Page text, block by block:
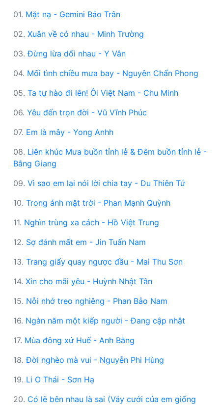
01. Mặt nạ - Gemini Bảo Trân
02. Xuân về có nhau - Minh Trường
03.Đừng lừa dối nhau - Y Vân
04. Mối tình chiều mưa bay - Nguyên Chấn Phong
05. Ta tự hào đi lên! Ôi Việt Nam - Chu Minh
06. Yêu đến trọn đời - Vũ Vĩnh Phúc
07. Em là mây - Yong Anhh
08. Liên khúc Mưa buồn tỉnh lẻ & Đêm buồn tỉnh lẻ -
Bằng Giang
09. Vì sao em lại nói lời chia tay - Du Thiên Tứ
10. Trong ánh mặt trời - Phan Mạnh Quỳnh
11. Nghìn trùng xa cách - Hồ Việt Trung
12. Sợ đánh mất em - Jin Tuấn Nam
13. Trang giấy quay ngược đầu - Mai Thu Sơn
14. Xin cho mãi yêu - Huỳnh Nhật Tân
15. Nỗi nhớ treo nghiêng - Phan Bảo Nam
16. Ngàn năm một kiếp người - Đang cập nhật
17. Mùa đông xứ Huế - Anh Bằng
18.Đời nghèo mà vui - Nguyễn Phi Hùng
19. Li O Thái - Sơn Hạ
20. Có lẽ bên nhau là sai (Váy cưới của em giống